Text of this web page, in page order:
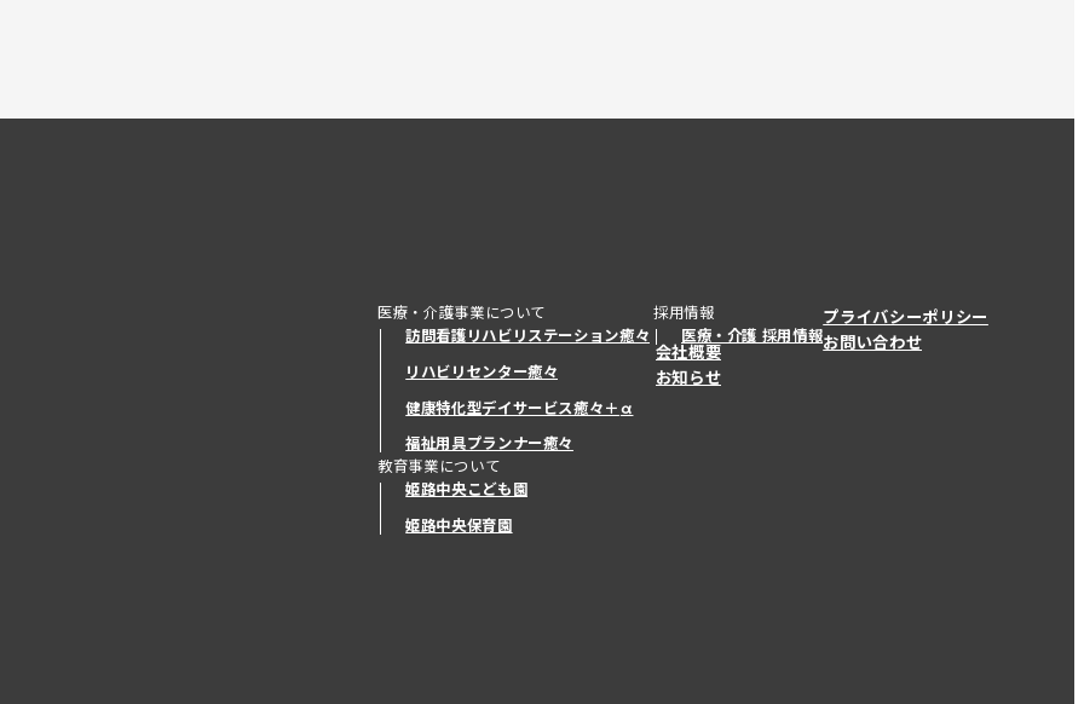
医療・介護事業について
訪問看護リハビリステーション癒々
リハビリセンター癒々
健康特化型デイサービス癒々＋α
健康特化型デイサービス癒々＋
福祉用具プランナー癒々
教育事業について
姫路中央こども園
姫路中央保育園
採用情報
医療・介護 採用情報
会社概要
お知らせ
プライバシーポリシー
お問い合わせ